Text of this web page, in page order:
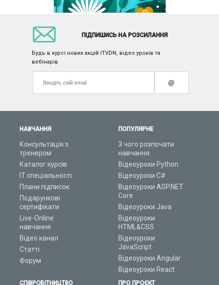
НАВЧАННЯ
Консультація з
тренером
Каталог курсів
ІТ спеціальності
Плани підписок
Подарункові
сертифікати
Live-Online
навчання
Відео канал
Статті
Форум
ПОПУЛЯРНЕ
З чого розпочати
навчання
Відеоуроки Python
Відеоуроки C#
Відеоуроки ASP.NET
Core
Відеоуроки Java
Відеоуроки
HTML&CSS
Відеоуроки
JavaScript
Відеоуроки Angular
Відеоуроки React
СПІВРОБІТНИЦТВО ПРО ПРОЄКТ
ПІДПИШИСЬ НА РОЗСИЛАННЯ
Будь в курсі нових акцій ITVDN, відео уроків та
вебінарів
@